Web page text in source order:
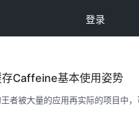
登录
存Caffeine基本使用姿势
者被大量的应用再实际的项目中